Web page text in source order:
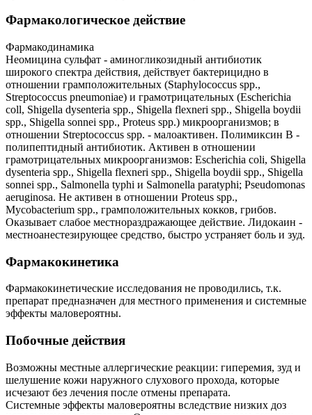
Фармакологическое действие
Фармакодинамика
Неомицина сульфат - аминогликозидный антибиотик
широкого спектра действия, действует бактерицидно в
отношении грамположительных (Staphylococcus spp.,
Streptococcus pneumoniae) и грамотрицательных (Escherichia
coll, Shigella dysenteria spp., Shigella flexneri spp., Shigella boydii
spp., Shigella sonnei spp., Proteus spp.) микроорганизмов; в
отношении Streptococcus spp. - малоактивен. Полимиксин В -
полипептидный антибиотик. Активен в отношении
грамотрицательных микроорганизмов: Escherichia coli, Shigella
dysenteria spp., Shigella flexneri spp., Shigella boydii spp., Shigella
sonnei spp., Salmonella typhi и Salmonella paratyphi; Pseudomonas
aeruginosa. He активен в отношении Proteus spp.,
Mycobacterium spp., грамположительных кокков, грибов.
Оказывает слабое местнораздражающее действие. Лидокаин -
местноанестезирующее средство, быстро устраняет боль и зуд.
Фармакокинетика
Фармакокинетические исследования не проводились, т.к.
препарат предназначен для местного применения и системные
эффекты маловероятны.
Побочные действия
Возможны местные аллергические реакции: гиперемия, зуд и
шелушение кожи наружного слухового прохода, которые
исчезают без лечения после отмены препарата.
Системные эффекты маловероятны вследствие низких доз